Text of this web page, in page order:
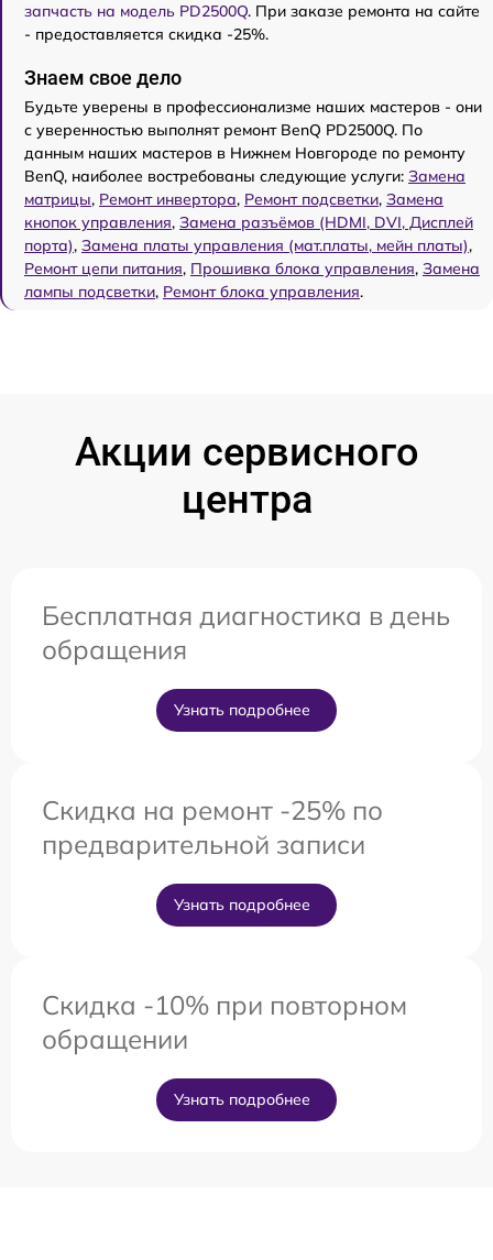
запчасть на модель PD2500Q. При заказе ремонта на сайте
- предоставляется скидка -25%.
Знаем свое дело
Будьте уверены в профессионализме наших мастеров - они
с уверенностью выполнят ремонт BenQ PD2500Q. По
данным наших мастеров в Нижнем Новгороде по ремонту
BenQ, наиболее востребованы следующие услуги: Замена
матрицы, Ремонт инвертора, Ремонт подсветки, Замена
кнопок управления, Замена разъёмов (HDMI, DVI, Дисплей
порта), Замена платы управления (мат.платы, мейн платы),
Ремонт цепи питания, Прошивка блока управления, Замена
лампы подсветки, Ремонт блока управления.
Акции сервисного
центра
Бесплатная диагностика в день
обращения
Узнать подробнее
Скидка на ремонт -25% по
предварительной записи
Узнать подробнее
Скидка -10% при повторном
обращении
Узнать подробнее